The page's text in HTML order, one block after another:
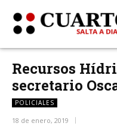
Recursos
secretario
POLICIALES
18 de enero, 2019